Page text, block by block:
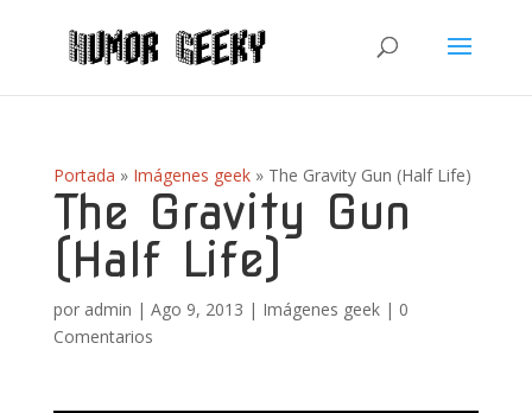
Portada » Imágenes geek» The Gravity Gun (Half Life)
The Gravity Gun
(Half Life)
por admin | Ago 9, 2013 | Imágenes geek| 0
Comentarios